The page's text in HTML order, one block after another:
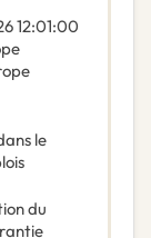
12:01:00
le
du